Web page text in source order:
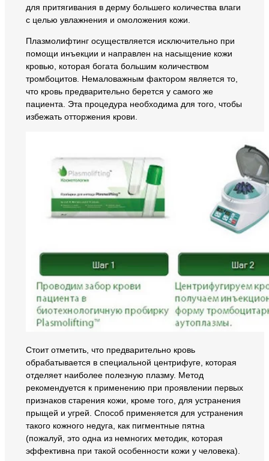
для притягивания в дерму большего количества влаги
с целью увлажнения и омоложения кожи.
Плазмолифтинг осуществляется исключительно при
помощи инъекции и направлен на насыщение кожи
кровью, которая богата большим количеством
тромбоцитов. Немаловажным фактором является то,
что кровь предварительно берется у самого же
пациента. Эта процедура необходима для того, чтобы
избежать отторжения крови.
Стоит отметить, что предварительно кровь
обрабатывается в специальной центрифуге, которая
отделяет наиболее полезную плазму. Метод
рекомендуется к применению при проявлении первых
признаков старения кожи, кроме того, для устранения
прыщей и угрей. Способ применяется для устранения
такого кожного недуга, как пигментные пятна
(пожалуй, это одна из немногих методик, которая
эффективна при такой особенности кожи у человека).